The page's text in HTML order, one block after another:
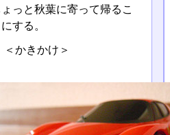
っと秋葉に寄って帰るこ
する。
＜かきかけ＞